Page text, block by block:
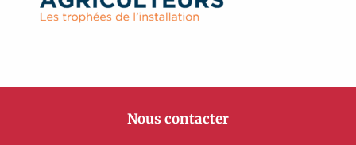
Nous contacter